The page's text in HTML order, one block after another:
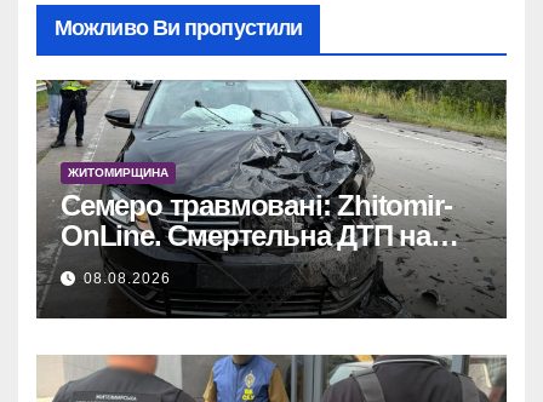
Можливо Ви пропустили
ЖИТОМИРЩИНА
Семеро травмовані: Zhitomir-
OnLine. Смертельна ДТП на
трасі, деталі аварії.
08.08.2026